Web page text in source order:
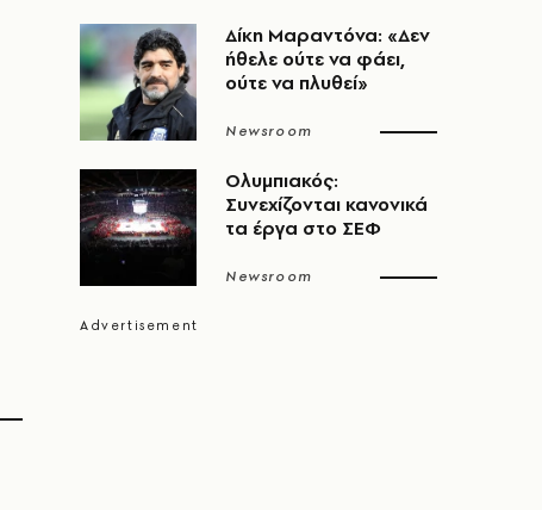
Δίκη Μαραντόνα: «Δεν
ήθελε ούτε να φάει,
ούτε να πλυθεί»
Newsroom
Ολυμπιακός:
Συνεχίζονται κανονικά
τα έργα στο ΣΕΦ
Newsroom